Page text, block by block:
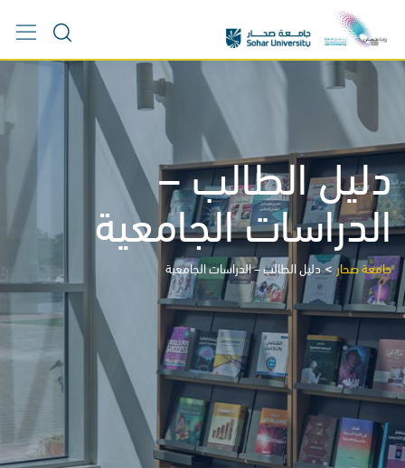
content
دليل الطالب –
الدراسات الجامعية
جامعة صحار >دليل الطالب – الدراسات الجامعية